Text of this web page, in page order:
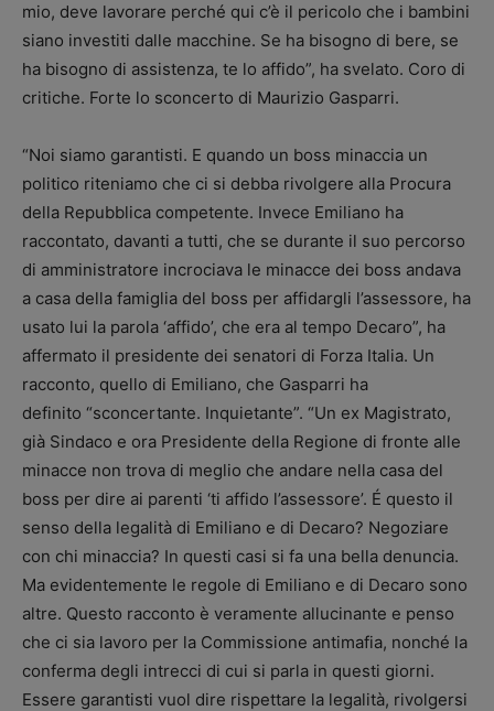
mio, deve lavorare perché qui c’è il pericolo che i bambini
siano investiti dalle macchine. Se ha bisogno di bere, se
ha bisogno di assistenza, te lo affido”, ha svelato. Coro di
critiche. Forte lo sconcerto di Maurizio Gasparri.
“Noi siamo garantisti. E quando un boss minaccia un
politico riteniamo che ci si debba rivolgere alla Procura
della Repubblica competente. Invece Emiliano ha
raccontato, davanti a tutti, che se durante il suo percorso
di amministratore incrociava le minacce dei boss andava
a casa della famiglia del boss per affidargli l’assessore, ha
usato lui la parola ‘affido’, che era al tempo Decaro”, ha
affermato il presidente dei senatori di Forza Italia. Un
racconto, quello di Emiliano, che Gasparri ha
definito “sconcertante. Inquietante”. “Un ex Magistrato,
già Sindaco e ora Presidente della Regione di fronte alle
minacce non trova di meglio che andare nella casa del
boss per dire ai parenti ‘ti affido l’assessore’. É questo il
senso della legalità di Emiliano e di Decaro? Negoziare
con chi minaccia? In questi casi si fa una bella denuncia.
Ma evidentemente le regole di Emiliano e di Decaro sono
altre. Questo racconto è veramente allucinante e penso
che ci sia lavoro per la Commissione antimafia, nonché la
conferma degli intrecci di cui si parla in questi giorni.
Essere garantisti vuol dire rispettare la legalità, rivolgersi